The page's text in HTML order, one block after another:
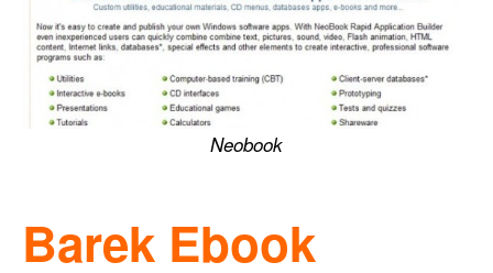
Neobook
Barek Ebook